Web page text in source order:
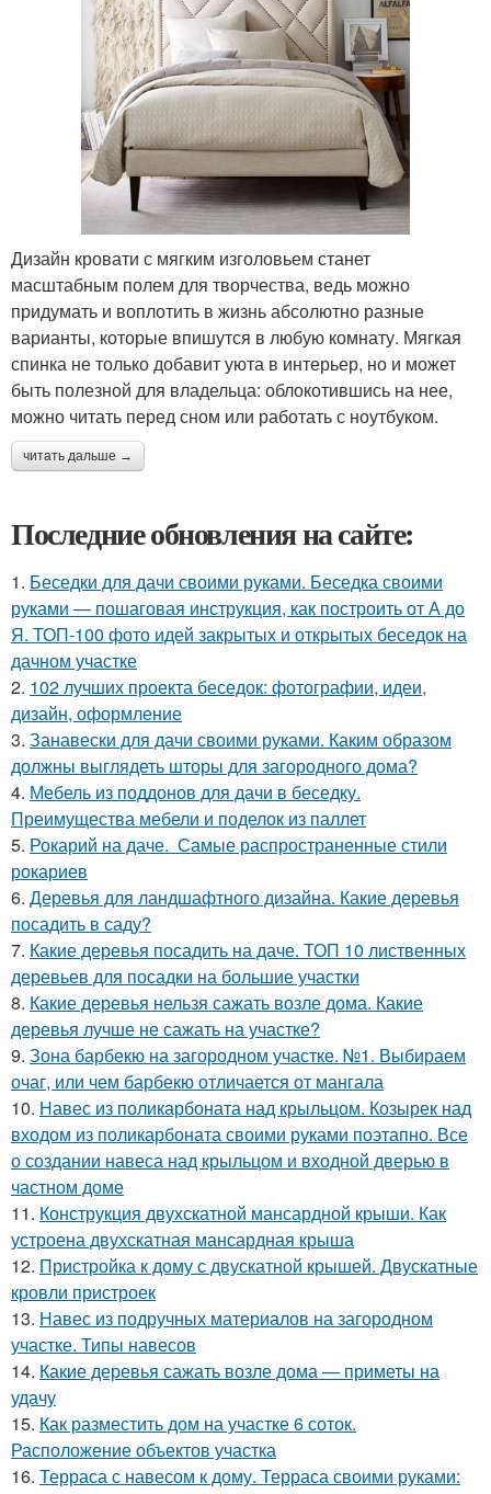
Дизайн кровати с мягким изголовьем станет
масштабным полем для творчества, ведь можно
придумать и воплотить в жизнь абсолютно разные
варианты, которые впишутся в любую комнату. Мягкая
спинка не только добавит уюта в интерьер, но и может
быть полезной для владельца: облокотившись на нее,
можно читать перед сном или работать с ноутбуком.
читать дальше →
Последние обновления на сайте:
1. Беседки для дачи своими руками. Беседка своими
руками — пошаговая инструкция, как построить от А до
Я. ТОП-100 фото идей закрытых и открытых беседок на
дачном участке
2. 102 лучших проекта беседок: фотографии, идеи,
дизайн, оформление
3. Занавески для дачи своими руками. Каким образом
должны выглядеть шторы для загородного дома?
4. Мебель из поддонов для дачи в беседку.
Преимущества мебели и поделок из паллет
5. Рокарий на даче. Самые распространенные стили
рокариев
6. Деревья для ландшафтного дизайна. Какие деревья
посадить в саду?
7. Какие деревья посадить на даче. ТОП 10 лиственных
деревьев для посадки на большие участки
8. Какие деревья нельзя сажать возле дома. Какие
деревья лучше не сажать на участке?
9. Зона барбекю на загородном участке. №1. Выбираем
очаг, или чем барбекю отличается от мангала
10. Навес из поликарбоната над крыльцом. Козырек над
входом из поликарбоната своими руками поэтапно. Все
о создании навеса над крыльцом и входной дверью в
частном доме
11. Конструкция двухскатной мансардной крыши. Как
устроена двухскатная мансардная крыша
12. Пристройка к дому с двускатной крышей. Двускатные
кровли пристроек
13. Навес из подручных материалов на загородном
участке. Типы навесов
14. Какие деревья сажать возле дома — приметы на
удачу
15. Как разместить дом на участке 6 соток.
Расположение объектов участка
16. Терраса с навесом к дому. Терраса своими руками: